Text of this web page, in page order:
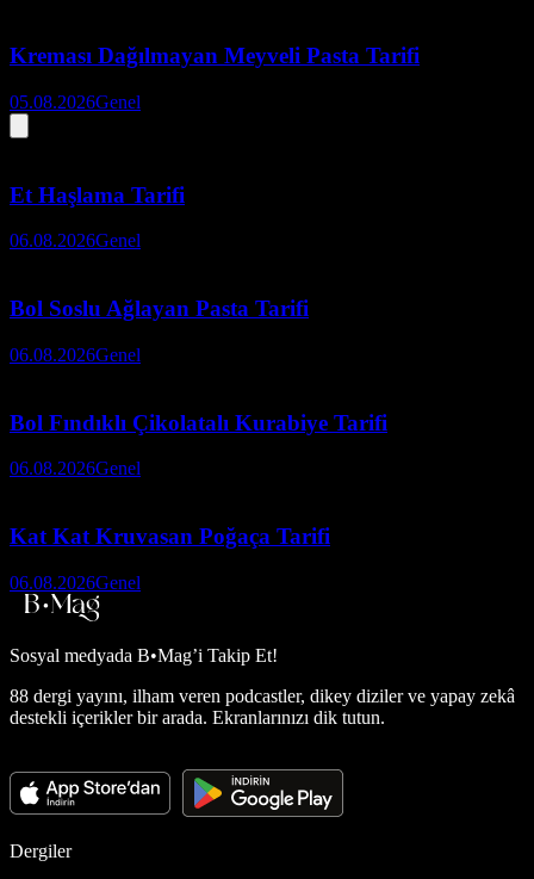
Kreması Dağılmayan Meyveli Pasta Tarifi
05.08.2026Genel
Et Haşlama Tarifi
06.08.2026Genel
Bol Soslu Ağlayan Pasta Tarifi
06.08.2026Genel
Bol Fındıklı Çikolatalı Kurabiye Tarifi
06.08.2026Genel
Kat Kat Kruvasan Poğaça Tarifi
06.08.2026Genel
Sosyal medyada B•Mag’i Takip Et!
88 dergi yayını, ilham veren podcastler, dikey diziler ve yapay zekâ
destekli içerikler bir arada. Ekranlarınızı dik tutun.
Dergiler